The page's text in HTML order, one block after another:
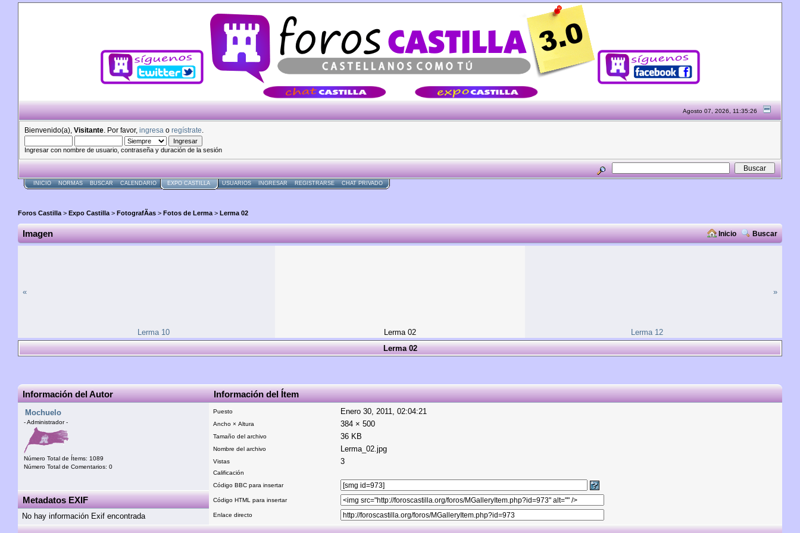
Agosto 07, 2026, 11:35:26
Bienvenido(a), Visitante . Por favor, ingresa o regístrate
Ingresar con nombre de usuario, contraseña y duración de la sesión
INICIO NORMAS BUSCAR CALENDARIO EXPO CASTILLA USUARIOS INGRESAR REGISTRARSE CHAT PRIVADO
Foros Castilla > Expo Castilla > FotografÃ­as > Fotos de Lerma > Lerma 02
Imagen Inicio Buscar
« »
Lerma 10 Lerma 02
Lerma 12
Lerma 02
Información del Autor Información del Ítem
Mochuelo
- Administrador -
Número Total de Ítems: 1089
Número Total de Comentarios: 0
Puesto Enero 30, 2011, 02:04:21
Ancho × Altura 384 × 500
Tamaño del archivo 36 KB
Nombre del archivo Lerma_02.jpg
Vistas 3
Calificación
Código BBC para insertar
Código HTML para insertar
Enlace directo
Metadatos EXIF
No hay información Exif encontrada